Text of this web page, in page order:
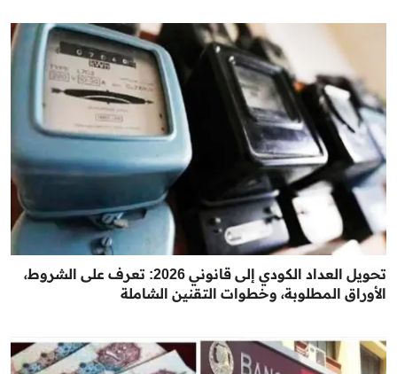
تحويل العداد الكودي إلى قانوني 2026: تعرف على الشروط،
الأوراق المطلوبة، وخطوات التقنين الشاملة